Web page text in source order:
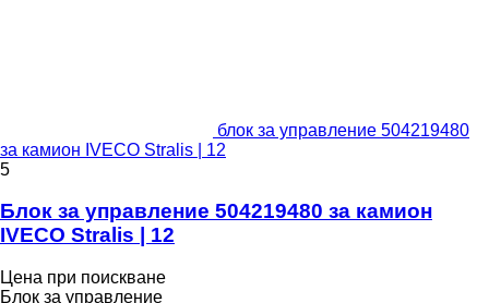
блок за управление 504219480
за камион IVECO Stralis | 12
5
Блок за управление 504219480 за камион
IVECO Stralis | 12
Цена при поискване
Блок за управление